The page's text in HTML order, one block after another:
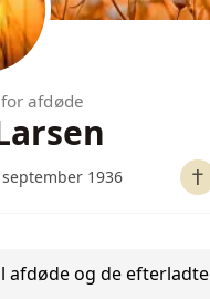
afdøde
september 1936
afdøde og de efterladte